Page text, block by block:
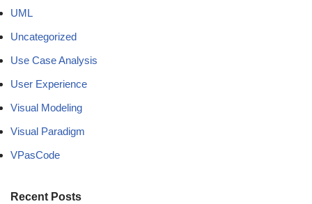
UML
Uncategorized
Use Case Analysis
User Experience
Visual Modeling
Visual Paradigm
VPasCode
Recent Posts